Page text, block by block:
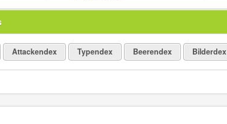
Attackendex Typendex Beerendex Bilderdex